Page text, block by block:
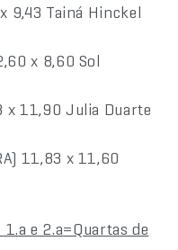
9,43 Tainá Hinckel
x 8,60 Sol
x 11,90 Julia Duarte
11,83 x 11,60
1.a e 2.a=Quartas de